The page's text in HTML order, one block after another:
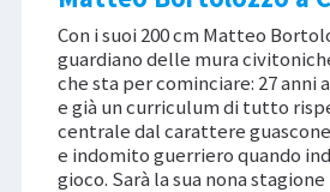
Con i suoi 200 cm Matteo
guardiano delle mura
che sta per cominciare: 27 anni
e già un curriculum di tutto
centrale dal carattere
e indomito guerriero quando
gioco. Sarà la sua nona